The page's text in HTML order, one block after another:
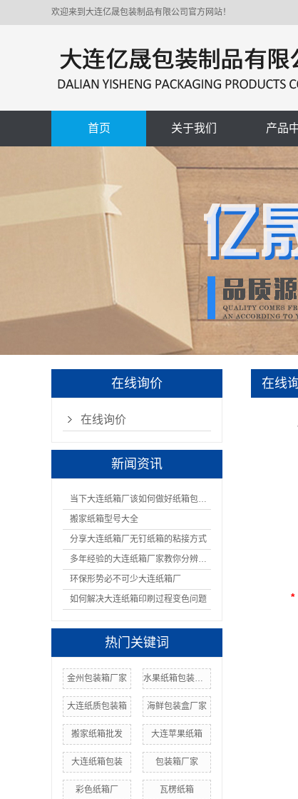
欢迎来到大连亿晟包装制品有限公司官方网站！
首页 关于我们 产品
在线询价
在线询价
新闻资讯
当下大连纸箱厂该如何做好纸箱包装呢
搬家纸箱型号大全
分享大连纸箱厂无钉纸箱的粘接方式
多年经验的大连纸箱厂家教你分辨纸箱的材质
环保形势必不可少大连纸箱厂
如何解决大连纸箱印刷过程变色问题
热门关键词
金州包装箱厂家 水果纸箱包装厂家
大连纸质包装箱 海鲜包装盒厂家
搬家纸箱批发 大连苹果纸箱
大连纸箱包装 包装箱厂家
彩色纸箱厂 瓦楞纸箱
在线
*